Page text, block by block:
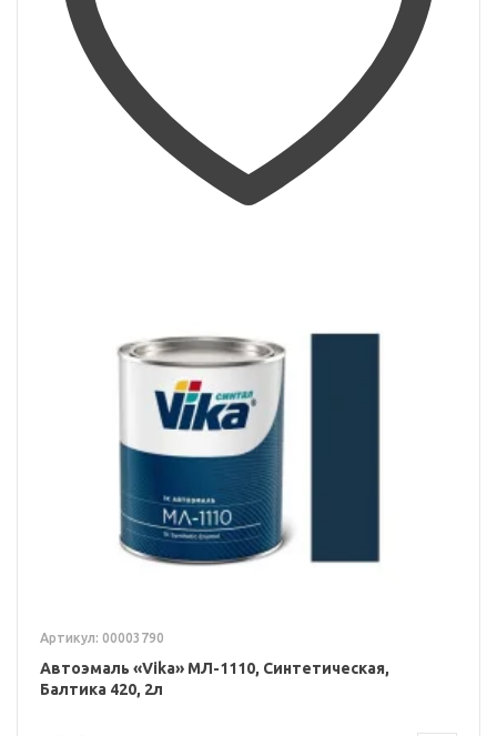
Артикул: 00003790
Автоэмаль «Vika» МЛ-1110, Синтетическая,
Балтика 420, 2л